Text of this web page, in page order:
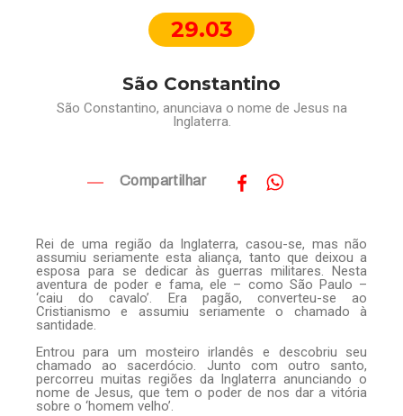
29.03
São Constantino
São Constantino, anunciava o nome de Jesus na
Inglaterra.
Compartilhar
Rei de uma região da Inglaterra, casou-se, mas não
assumiu seriamente esta aliança, tanto que deixou a
esposa para se dedicar às guerras militares. Nesta
aventura de poder e fama, ele – como São Paulo –
‘caiu do cavalo’. Era pagão, converteu-se ao
Cristianismo e assumiu seriamente o chamado à
santidade.
Entrou para um mosteiro irlandês e descobriu seu
chamado ao sacerdócio. Junto com outro santo,
percorreu muitas regiões da Inglaterra anunciando o
nome de Jesus, que tem o poder de nos dar a vitória
sobre o ‘homem velho’.